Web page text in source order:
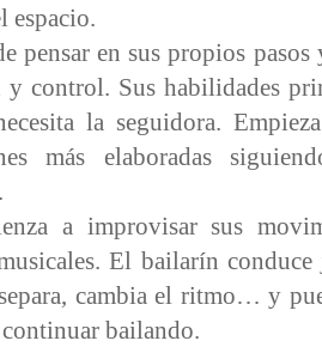
espacio.
pensar en sus propios
control. Sus habilidades
la seguidora.
más elaboradas
a improvisar sus
El bailarín
cambia el ritmo… y
bailando.